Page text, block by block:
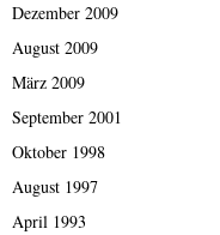
Dezember 2009
August 2009
März 2009
September 2001
Oktober 1998
August 1997
April 1993